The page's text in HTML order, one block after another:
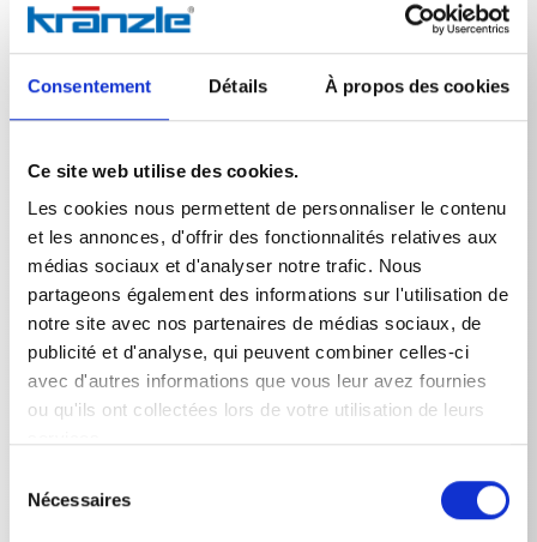
Consentement Détails À propos des cookies
Ce site web utilise des cookies.
Les cookies nous permettent de personnaliser le contenu
et les annonces, d'offrir des fonctionnalités relatives aux
médias sociaux et d'analyser notre trafic. Nous
partageons également des informations sur l'utilisation de
notre site avec nos partenaires de médias sociaux, de
publicité et d'analyse, qui peuvent combiner celles-ci
avec d'autres informations que vous leur avez fournies
ou qu'ils ont collectées lors de votre utilisation de leurs
Nécessaires
La lance double avec buses haute et basse pression a
été conçue pour une efficacité et une adaptabilité
maximales dans de nombreuses tâches de nettoyage.
Son avantage réside dans la possibilité de passer en
l'utilisateur ait à changer de lance de nettoyage. La
buse haute pression est idéale pour éliminer les
salissures tenaces. La deuxième buse fournit un jet à
basse pression plus doux, parfait pour appliquer des
détergents, rincer des surfaces sensibles ou effectuer
un lavage délicat. Ce changement rapide et pratique
optimise considérablement le flux de travail et permet
une adaptation précise au degré de salissure et à la
nature de la surface. Une buse basse pression D3035
est incluse dans l'equipement. La buse haute pression
doit être commandée séparément.